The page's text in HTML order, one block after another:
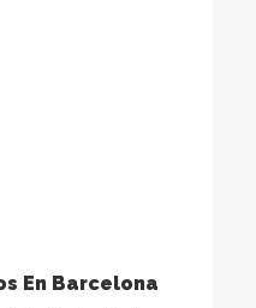
En Barcelona